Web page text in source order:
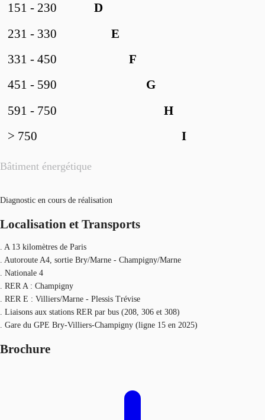
Bâtiment énergétique
D
151 - 230
E
231 - 330
F
331 - 450
G
451 - 590
H
591 - 750
I
> 750
Diagnostic en cours de réalisation
Localisation et Transports
. A 13 kilomètres de Paris
. Autoroute A4, sortie Bry/Marne - Champigny/Marne
. Nationale 4
. RER A : Champigny
. RER E : Villiers/Marne - Plessis Trévise
. Liaisons aux stations RER par bus (208, 306 et 308)
. Gare du GPE Bry-Villiers-Champigny (ligne 15 en 2025)
Brochure